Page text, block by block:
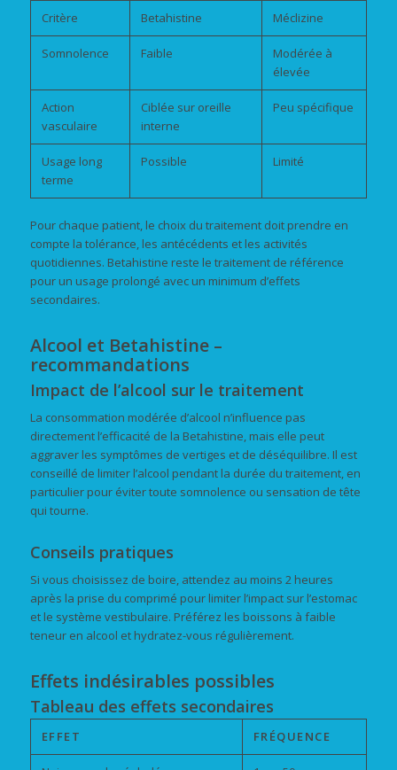
Critère Betahistine Méclizine
Somnolence Faible
Modérée à
élevée
Action
vasculaire
Ciblée sur oreille
interne
Peu spécifique
Usage long
terme
Possible Limité
Pour chaque patient, le choix du traitement doit prendre en
compte la tolérance, les antécédents et les activités
quotidiennes. Betahistine reste le traitement de référence
pour un usage prolongé avec un minimum d’effets
secondaires.
Alcool et Betahistine –
recommandations
Impact de l’alcool sur le traitement
La consommation modérée d’alcool n’influence pas
directement l’efficacité de la Betahistine, mais elle peut
aggraver les symptômes de vertiges et de déséquilibre. Il est
conseillé de limiter l’alcool pendant la durée du traitement, en
particulier pour éviter toute somnolence ou sensation de tête
qui tourne.
Conseils pratiques
Si vous choisissez de boire, attendez au moins 2 heures
après la prise du comprimé pour limiter l’impact sur l’estomac
et le système vestibulaire. Préférez les boissons à faible
teneur en alcool et hydratez-vous régulièrement.
Effets indésirables possibles
Tableau des effets secondaires
EFFET FRÉQUENCE